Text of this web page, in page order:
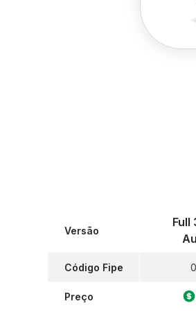
Versão
Código Fipe
Preço
Full